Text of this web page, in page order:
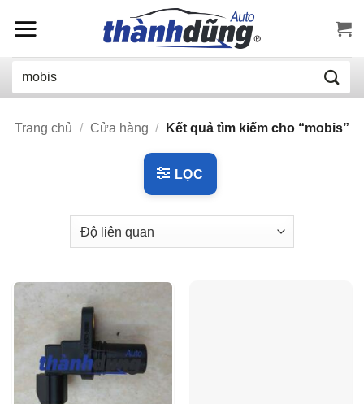
qua
dung
Trang chủ / Cửa hàng / Kết quả tìm kiếm cho “mobis”
LỌC